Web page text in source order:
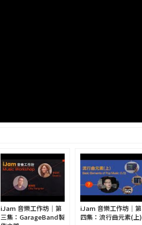
iJam 音樂工作坊｜第
三集：GarageBand製
iJam 音樂工作坊｜第
四集：流行曲元素(上)